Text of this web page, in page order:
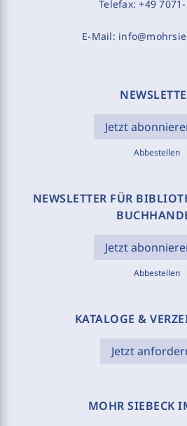
Telefax:+49
E-Mail:
Jetzt
Abbestellen
NEWSLETTER FÜR
Jetzt
Abbestellen
KATALOGE &
Jetzt
MOHR SIEBECK